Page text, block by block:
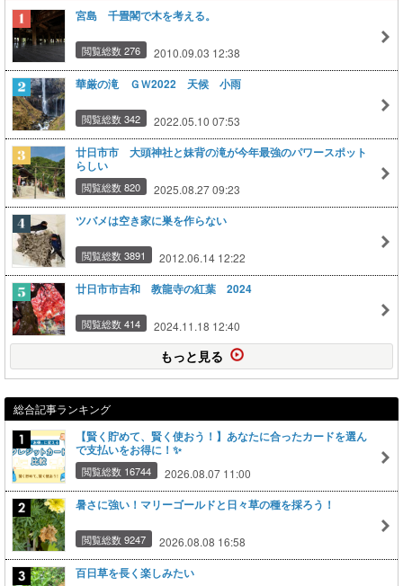
宮島 千畳閣で木を考える。
閲覧総数 276 2010.09.03 12:38
華厳の滝 ＧＷ2022 天候 小雨
閲覧総数 342 2022.05.10 07:53
廿日市市 大頭神社と妹背の滝が今年最強のパワースポット
らしい
閲覧総数 820 2025.08.27 09:23
ツバメは空き家に巣を作らない
閲覧総数 3891 2012.06.14 12:22
廿日市市吉和 教龍寺の紅葉 2024
閲覧総数 414 2024.11.18 12:40
もっと見る
総合記事ランキング
【賢く貯めて、賢く使おう！】あなたに合ったカードを選ん
で支払いをお得に！✨
閲覧総数 16744 2026.08.07 11:00
暑さに強い！マリーゴールドと日々草の種を採ろう！
閲覧総数 9247 2026.08.08 16:58
百日草を長く楽しみたい